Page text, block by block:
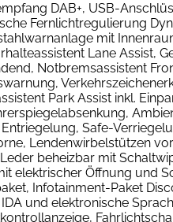
DAB+, USB-
Fernlichtregulierung
mit
Lane Assist,
Notbremsassistent
Park Assist inkl.
Safe-
Lendenwirbelstützen
beheizbar mit
elektrischer Öffnung und
Infotainment-Paket
und elektronische